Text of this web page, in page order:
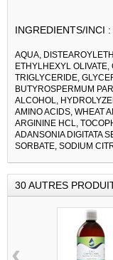
INGREDIENTS/INCI :
AQUA,
ETHYLHEXYL
TRIGLYCERIDE,
BUTYROSPERMUM
ALCOHOL,
AMINO ACIDS, WHEAT
ARGININE HCL,
ADANSONIA DIGITATA
SORBATE, SODIUM
30 AUTRES
‹